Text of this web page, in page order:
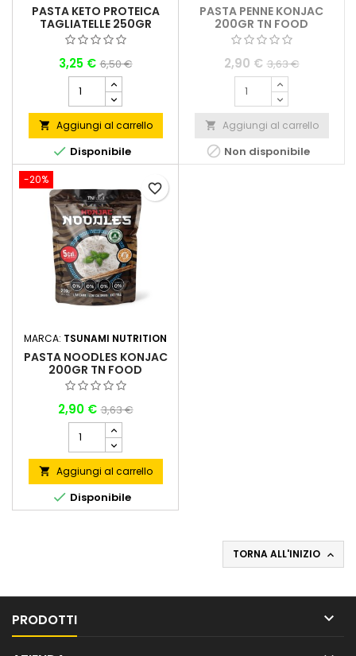
PASTA KETO PROTEICA
TAGLIATELLE 250GR
PRONUTRITON
3,25 € 6,50 €
 Aggiungi al carrello
 Disponibile
PASTA PENNE KONJAC
200GR TN FOOD
(VENDIBILI SOLO NEGLI
STORE FISICI)
2,90 € 3,63 €
 Aggiungi al carrello
 Non disponibile
-20%
MARCA: TSUNAMI NUTRITION
PASTA NOODLES KONJAC
200GR TN FOOD
(VENDIBILI SOLO NEGLI
STORE FISICI)
2,90 € 3,63 €
 Aggiungi al carrello
 Disponibile
favorite_border
TORNA ALL'INIZIO 
PRODOTTI 